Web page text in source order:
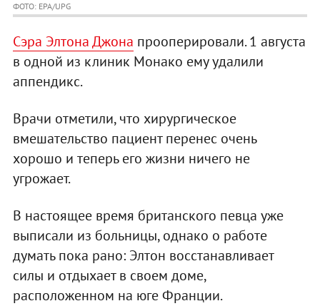
ФОТО: EPA/UPG
Сэра Элтона Джона прооперировали. 1 августа
в одной из клиник Монако ему удалили
аппендикс.
Врачи отметили, что хирургическое
вмешательство пациент перенес очень
хорошо и теперь его жизни ничего не
угрожает.
В настоящее время британского певца уже
выписали из больницы, однако о работе
думать пока рано: Элтон восстанавливает
силы и отдыхает в своем доме,
расположенном на юге Франции.